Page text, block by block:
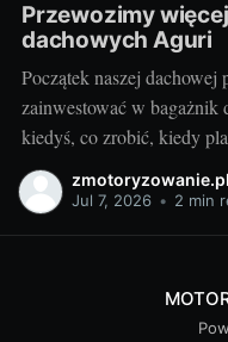
Przewozimy
dachowych Aguri
Początek naszej
zainwestować w bagażnik
kiedyś, co zrobić, kiedy
bagażniku
może być bagażnik
zmotoryzowanie.pl
Jul 7, 2026 • 2 min